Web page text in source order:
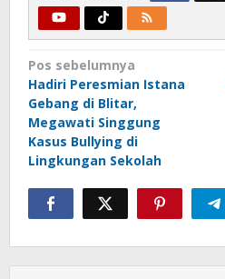
Navigasi
pos
Pos sebelumnya
Hadiri Peresmian Istana
Gebang di Blitar,
Megawati Singgung
Kasus Bullying di
Lingkungan Sekolah